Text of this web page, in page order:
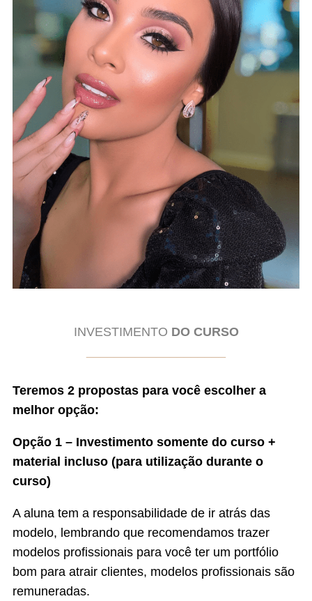
INVESTIMENTO DO CURSO
Teremos 2 propostas para você escolher a
melhor opção:
Opção 1 – Investimento somente do curso +
material incluso (para utilização durante o
curso)
A aluna tem a responsabilidade de ir atrás das
modelo, lembrando que recomendamos trazer
modelos profissionais para você ter um portfólio
bom para atrair clientes, modelos profissionais são
remuneradas.